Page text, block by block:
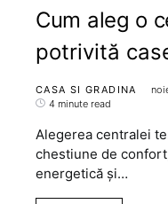
Cum aleg o
potrivită
CASA SI GRADINA
4 minute read
Alegerea centralei
chestiune de
energetică și…